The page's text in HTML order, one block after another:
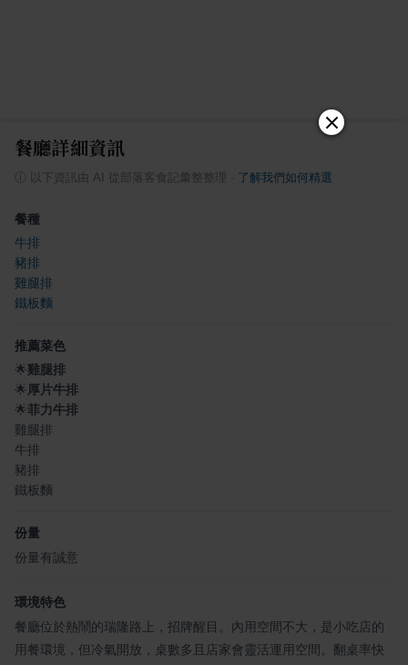
餐廳詳細資訊
ⓘ 以下資訊由 AI 從部落客食記彙整整理 了解我們如何精選
餐種
牛排
豬排
雞腿排
鐵板麵
推薦菜色
🌟雞腿排
🌟 厚片牛排
🌟菲力牛排
雞腿排
牛排
豬排
鐵板麵
份量
份量有誠意
環境特色
餐廳位於熱鬧的瑞隆路上，招牌醒目。內用空間不大，是小吃店的
用餐環境，但冷氣開放，桌數多且店家會靈活運用空間。翻桌率快